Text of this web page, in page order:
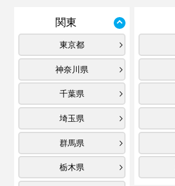
関東
東京都
神奈川県
千葉県
埼玉県
群馬県
栃木県